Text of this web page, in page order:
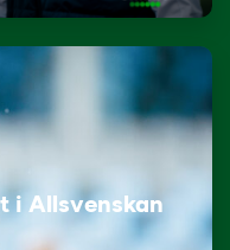
i Allsvenskan